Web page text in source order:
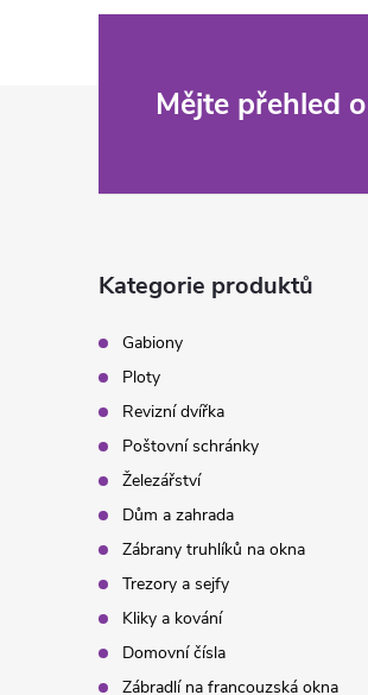
Mějte přehled
Kategorie produktů
Gabiony
Ploty
Revizní dvířka
Poštovní schránky
Železářství
Dům a zahrada
Zábrany truhlíků na okna
Trezory a sejfy
Kliky a kování
Domovní čísla
Zábradlí na francouzská okna